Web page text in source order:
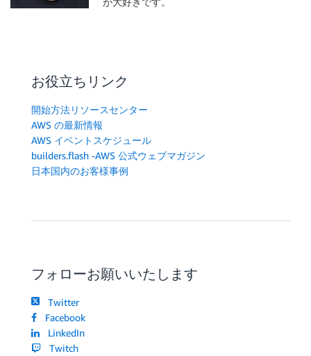
# First timestamp
    start
= end = timestamp
# More than 1 second between timestamps? Then
if timestamp
# If the scene is at least 1 second long,
if end - start >= 1000 :
        scenes
.append
else:
# Append final scene if it is at least 1 second long
    scenes
.
'''
The scenes array now looks like:
お役立ちリンク
開始方法リソースセンター
AWS の最新情報
AWS イベントスケジュール
builders.flash -AWS 公式ウェブマガジン
日本国内のお客様事例
フォローお願いいたします
Twitter
Facebook
LinkedIn
Twitch